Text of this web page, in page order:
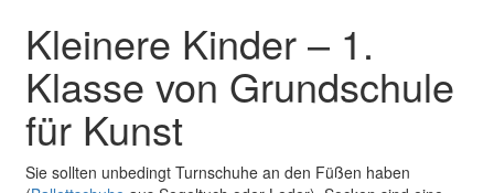
Kleinere Kinder – 1.
Klasse von Grundschule
für Kunst
Sie sollten unbedingt Turnschuhe an den Füßen haben